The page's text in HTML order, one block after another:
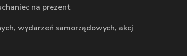
na prezent
wydarzeń samorządowych, akcji